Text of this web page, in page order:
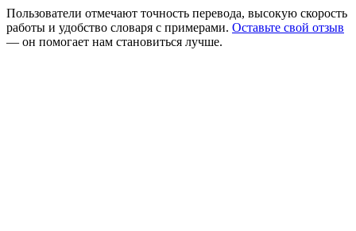
Пользователи отмечают точность перевода, высокую скорость
работы и удобство словаря с примерами. Оставьте свой отзыв
— он помогает нам становиться лучше.